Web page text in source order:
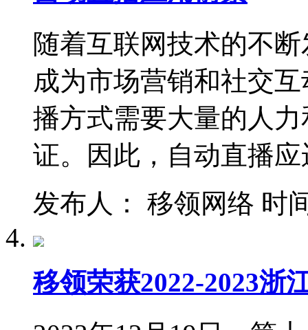
随着互联网技术的不
成为市场营销和社交
播方式需要大量的人
证。因此，自动直播应
发布人： 移领网络 时
移领荣获2022-2023浙